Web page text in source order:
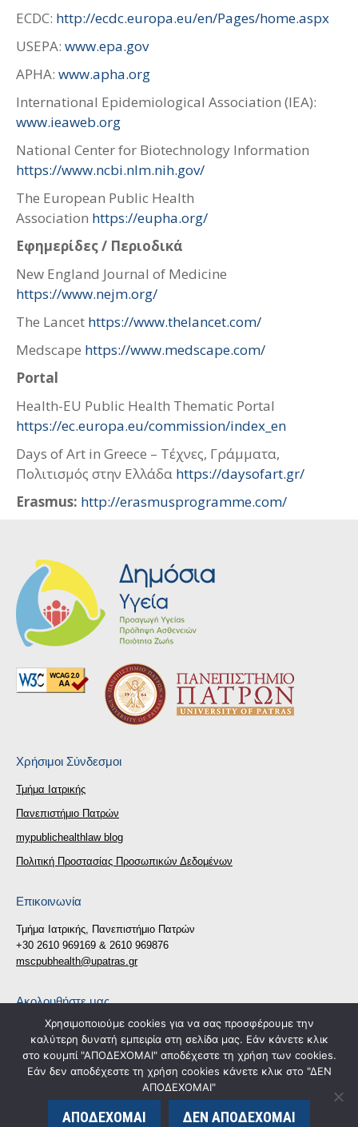
ECDC: http://ecdc.europa.eu/en/Pages/home.aspx
USEPA: www.epa.gov
APHA: www.apha.org
International Epidemiological Association (IEA):
www.ieaweb.org
National Center for Biotechnology Information
https://www.ncbi.nlm.nih.gov/
The European Public Health
Association https://eupha.org/
Εφημερίδες/ Περιοδικά
New England Journal of Medicine
https://www.nejm.org/
The Lancet https://www.thelancet.com/
Medscape https://www.medscape.com/
Portal
Health-EU Public Health Thematic Portal
https://ec.europa.eu/commission/index_en
Days of Art in Greece – Τέχνες, Γράμματα,
Πολιτισμός στην Ελλάδα https://daysofart.gr/
Erasmus: http://erasmusprogramme.com/
Χρήσιμοι Σύνδεσμοι
Τμήμα Ιατρικής
Πανεπιστήμιο Πατρών
mypublichealthlaw blog
Πολιτική Προστασίας Προσωπικών Δεδομένων
Επικοινωνία
Τμήμα Ιατρικής, Πανεπιστήμιο Πατρών
+30 2610 969169 & 2610 969876
mscpubhealth@upatras.gr
Ακολουθήστε μας
Find us on:
Facebook
page
X
page
Δήλωση Προσβασιμότητας
Χρησιμοποιούμε cookies για να σας προσφέρουμε την
καλύτερη δυνατή εμπειρία στη σελίδα μας. Εάν κάνετε κλικ
στο κουμπί "ΑΠΟΔΕΧΟΜΑΙ" αποδέχεστε τη χρήση των cookies.
Εάν δεν αποδέχεστε τη χρήση cookies κάνετε κλικ στο "ΔΕΝ
ΑΠΟΔΕΧΟΜΑΙ"
ΑΠΟΔΕΧΟΜΑΙ ΔΕΝ ΑΠΟΔΕΧΟΜΑΙ